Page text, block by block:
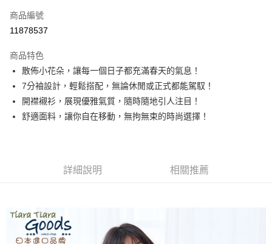
超商取貨付款
Apple Pay
悠遊付
Google Pay
１．簡單：不需註冊會員、不需綁卡、不需儲值。
２．便利：只要手機號碼，簡訊認證，即可結帳。
３．安心：先確認商品／服務後，再付款。
運送方式
商品編號
11878537
商品特色
散佈小花朵，讓每一個日子都充滿春天的氣息！
7分袖設計，輕鬆搭配，無論休閒或正式都能駕馭！
開襟襯衫，展現優雅氣質，隨時隨地引人注目！
舒適面料，讓你自在移動，無拘無束的時尚選擇！
詳細說明 相關推薦